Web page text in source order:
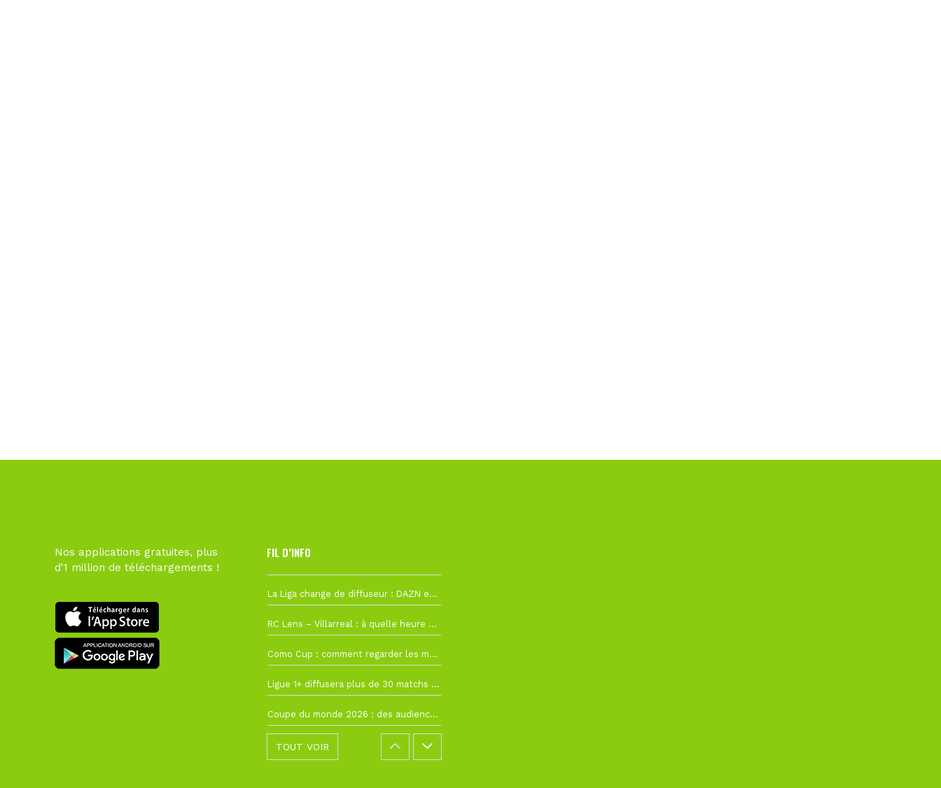
Nos applications gratuites, plus
d'1 million de téléchargements !
FIL D’INFO
La Liga change de diffuseur : DAZN et Disney+ remplacent beIN Sports !
RC Lens – Villarreal : à quelle heure et sur quelle chaîne voir la finale de la Como Cup ?
Como Cup : comment regarder les matchs du RC Lens en direct ?
Ligue 1+ diffusera plus de 30 matchs amicaux avant la reprise de la Ligue 1
Coupe du monde 2026 : des audiences record, mais M6 devrait perdre très gros !
TOUT VOIR